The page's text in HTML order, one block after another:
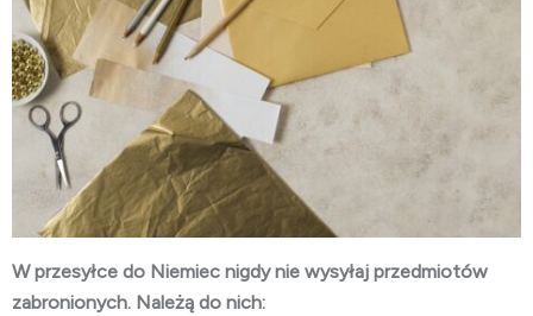
W przesyłce do Niemiec nigdy nie wysyłaj przedmiotów
zabronionych. Należą do nich: